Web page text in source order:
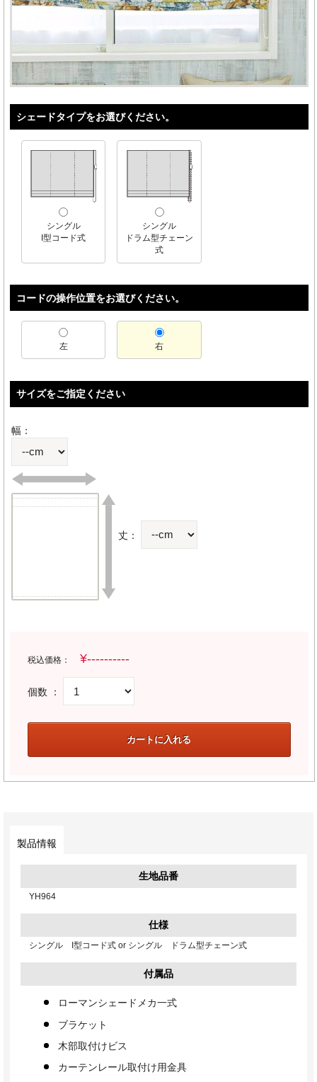
シェードタイプをお選びください。
シングル
I型コード式
シングル
ドラム型チェーン
式
コードの操作位置をお選びください。
左 右
サイズをご指定ください
幅：
丈：
税込価格：
個数 ：
製品情報
生地品番
YH964
仕様
シングル I型コード式 or シングル ドラム型チェーン式
付属品
ローマンシェードメカ一式
ブラケット
木部取付けビス
カーテンレール取付け用金具